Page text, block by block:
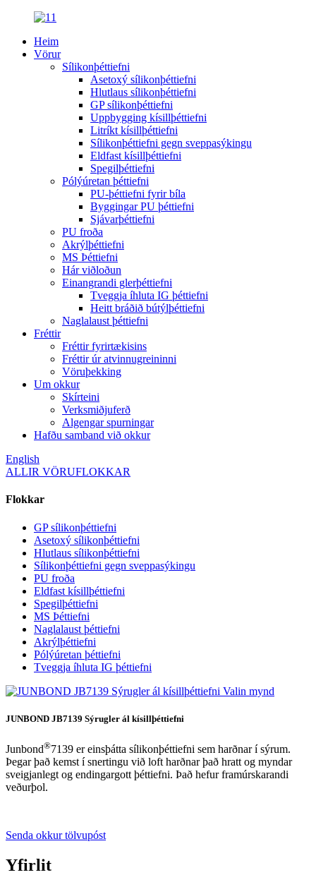
Heim
Vörur
Sílikonþéttiefni
Asetoxý sílikonþéttiefni
Hlutlaus sílikonþéttiefni
GP sílikonþéttiefni
Uppbygging kísillþéttiefni
Litríkt kísillþéttiefni
Sílikonþéttiefni gegn sveppasýkingu
Eldfast kísillþéttiefni
Spegilþéttiefni
Pólýúretan þéttiefni
PU-þéttiefni fyrir bíla
Byggingar PU þéttiefni
Sjávarþéttiefni
PU froða
Akrýlþéttiefni
MS Þéttiefni
Hár viðloðun
Einangrandi glerþéttiefni
Tveggja íhluta IG þéttiefni
Heitt bráðið bútýlþéttiefni
Naglalaust þéttiefni
Fréttir
Fréttir fyrirtækisins
Fréttir úr atvinnugreininni
Vöruþekking
Um okkur
Skírteini
Verksmiðjuferð
Algengar spurningar
Hafðu samband við okkur
English
ALLIR VÖRUFLOKKAR
Flokkar
GP sílikonþéttiefni
Asetoxý sílikonþéttiefni
Hlutlaus sílikonþéttiefni
Sílikonþéttiefni gegn sveppasýkingu
PU froða
Eldfast kísillþéttiefni
Spegilþéttiefni
MS Þéttiefni
Naglalaust þéttiefni
Akrýlþéttiefni
Pólýúretan þéttiefni
Tveggja íhluta IG þéttiefni
JUNBOND JB7139 Sýrugler ál kísillþéttiefni
Junbond®7139 er einsþátta sílikonþéttiefni sem harðnar í sýrum.
Þegar það kemst í snertingu við loft harðnar það hratt og myndar
sveigjanlegt og endingargott þéttiefni. Það hefur framúrskarandi
veðurþol.
Senda okkur tölvupóst
Yfirlit